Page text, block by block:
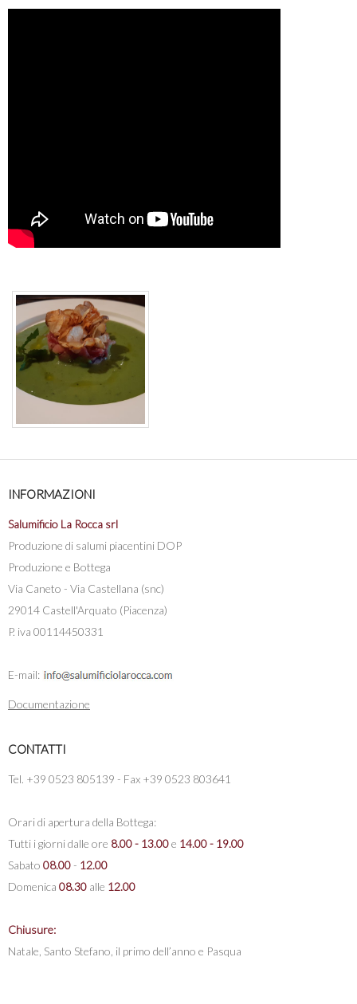
INFORMAZIONI
Salumificio La Rocca srl
Produzione di salumi piacentini DOP
Produzione e Bottega
Via Caneto - Via Castellana (snc)
29014 Castell'Arquato (Piacenza)
P. iva 00114450331
E-mail:
Documentazione
CONTATTI
Tel. +39 0523 805139 - Fax +39 0523 803641
Orari di apertura della Bottega:
Tutti i giorni dalle ore 8.00 - 13.00e 14.00 - 19.00
Sabato 08.00- 12.00
Domenica 08.30 alle 12.00
Chiusure:
Natale, Santo Stefano, il primo dell’anno e Pasqua